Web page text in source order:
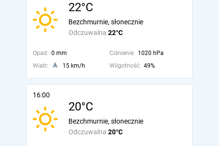
22°C
Odczuwalna 22°C
Bezchmurnie, słonecznie
Opad: 0 mm Ciśnienie: 1020 hPa
Wiatr:
15 km/h Wilgotność: 49%
16:00
20°C
Odczuwalna 20°C
Bezchmurnie, słonecznie